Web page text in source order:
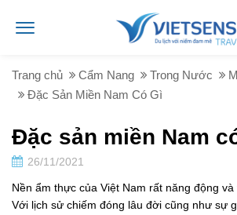
Trang chủ Cẩm Nang Trong Nước
Đặc Sản Miền Nam Có Gì
Đặc sản miền Nam
26/11/2021
Nền ẩm thực của Việt Nam rất năng động và
Với lịch sử chiếm đóng lâu đời cũng như sự